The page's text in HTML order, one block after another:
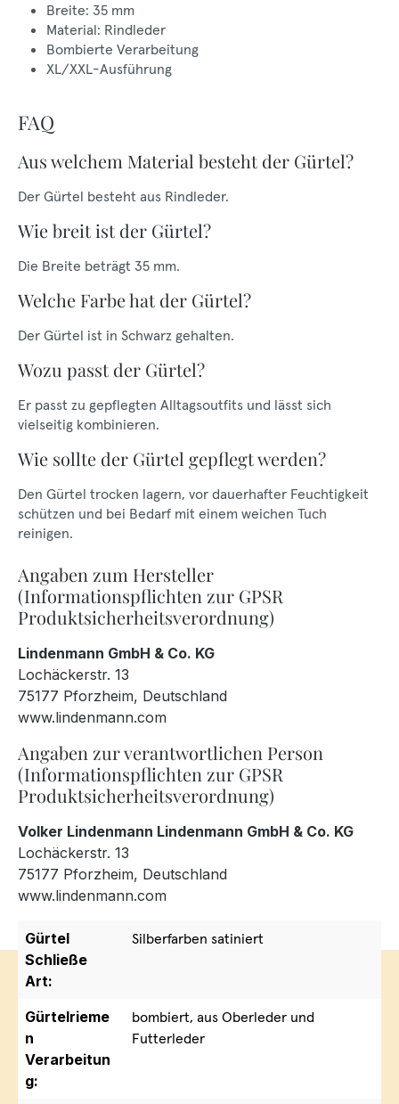
Breite: 35 mm
Material: Rindleder
Bombierte Verarbeitung
XL/XXL-Ausführung
FAQ
Aus welchem Material besteht der Gürtel?
Der Gürtel besteht aus Rindleder.
Wie breit ist der Gürtel?
Die Breite beträgt 35 mm.
Welche Farbe hat der Gürtel?
Der Gürtel ist in Schwarz gehalten.
Wozu passt der Gürtel?
Er passt zu gepflegten Alltagsoutfits und lässt sich
vielseitig kombinieren.
Wie sollte der Gürtel gepflegt werden?
Den Gürtel trocken lagern, vor dauerhafter Feuchtigkeit
schützen und bei Bedarf mit einem weichen Tuch
reinigen.
Angaben zum Hersteller
(Informationspflichten zur GPSR
Produktsicherheitsverordnung)
Lindenmann GmbH & Co. KG
Lochäckerstr. 13
75177 Pforzheim, Deutschland
www.lindenmann.com
Angaben zur verantwortlichen Person
(Informationspflichten zur GPSR
Produktsicherheitsverordnung)
Volker Lindenmann Lindenmann GmbH & Co. KG
Lochäckerstr. 13
75177 Pforzheim, Deutschland
www.lindenmann.com
Gürtel
Schließe
Art:
Silberfarben satiniert
Gürtelrieme
n
Verarbeitun
g:
bombiert, aus Oberleder und
Futterleder